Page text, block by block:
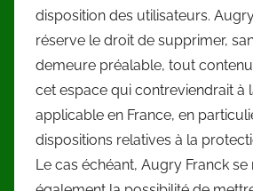
disposition des utilisateurs.
réserve le droit de supprimer,
demeure préalable, tout
cet espace qui contreviendrait à
applicable en France, en
dispositions relatives à la
Le cas échéant, Augry Franck se